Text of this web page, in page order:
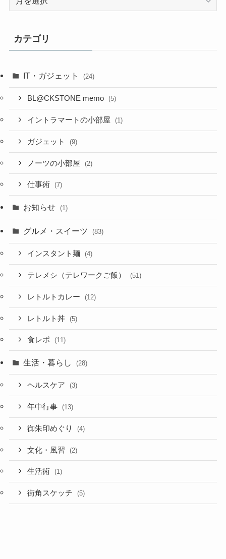
ブ
カテゴリ
IT・ガジェット (24)
BL@CKSTONE memo (5)
イントラマートの小部屋 (1)
ガジェット (9)
ノーツの小部屋 (2)
仕事術 (7)
お知らせ (1)
グルメ・スイーツ (83)
インスタント麺 (4)
テレメシ（テレワークご飯） (51)
レトルトカレー (12)
レトルト丼 (5)
食レポ (11)
生活・暮らし (28)
ヘルスケア (3)
年中行事 (13)
御朱印めぐり (4)
文化・風習 (2)
生活術 (1)
街角スケッチ (5)